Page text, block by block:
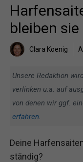
bleiben
Clara Koenig
Unsere Redaktion
verlinken u.a. auf
von denen wir ggf.
erfahren.
Deine
ständig?